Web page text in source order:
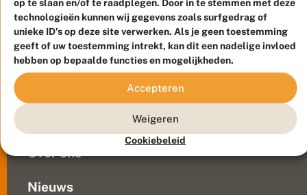
op te slaan en/of te raadplegen. Door in te stemmen met deze
technologieën kunnen wij gegevens zoals surfgedrag of
unieke ID's op deze site verwerken. Als je geen toestemming
geeft of uw toestemming intrekt, kan dit een nadelige invloed
hebben op bepaalde functies en mogelijkheden.
Accepteren
Weigeren
Cookiebeleid
Contact
Veelgestelde vragen
Over ons
Nieuws
Duurzaam ontwikkeld doorGo2People, ontworpen door
Blue Field Agency
Privacy
Disclaimer